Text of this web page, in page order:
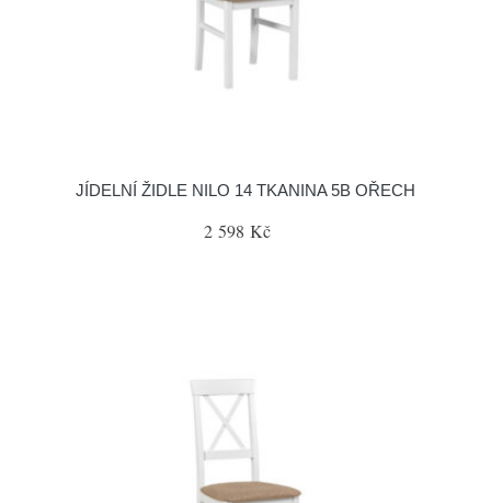
JÍDELNÍ ŽIDLE NILO 14 TKANINA 5B OŘECH
2 598 Kč